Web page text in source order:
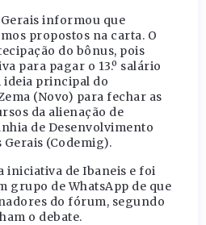
informou que
propostos na carta. O
do bônus, pois
para pagar o 13.º salário
ideia principal do
(Novo) para fechar as
da alienação de
de Desenvolvimento
(Codemig).
iniciativa de Ibaneis e foi
grupo de WhatsApp de que
do fórum, segundo
o debate.